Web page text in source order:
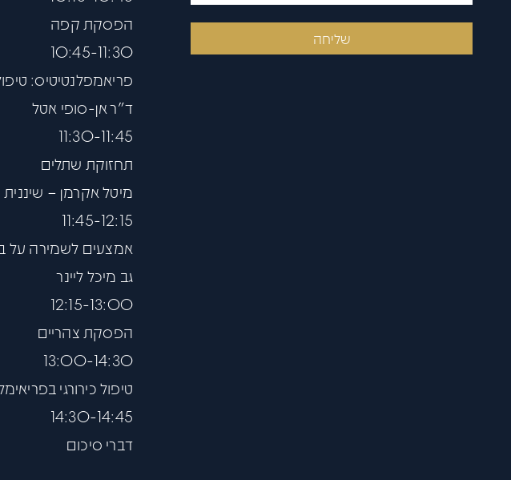
שליחה
הפסקת קפה
10:45-11:30
פריאמפלנטיטיס:
ד"ר אן-סופי אטל
11:30-11:45
תחזוקת שתלים
מיטל אקרמן –
11:45-12:15
אמצעים לשמירה על
גב מיכל ליינר
12:15-13:00
הפסקת צהריים
13:00-14:30
טיפול כירורגי
14:30-14:45
דברי סיכום